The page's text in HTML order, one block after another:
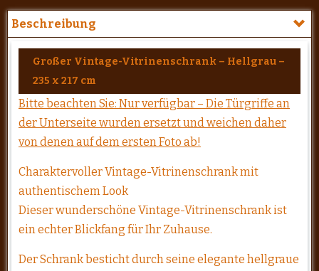
Beschreibung
Großer Vintage-Vitrinenschrank – Hellgrau –
235 x 217 cm
Bitte beachten Sie: Nur verfügbar – Die Türgriffe an
der Unterseite wurden ersetzt und weichen daher
von denen auf dem ersten Foto ab!
Charaktervoller Vintage-Vitrinenschrank mit
authentischem Look
Dieser wunderschöne Vintage-Vitrinenschrank ist
ein echter Blickfang für Ihr Zuhause.
Der Schrank besticht durch seine elegante hellgraue